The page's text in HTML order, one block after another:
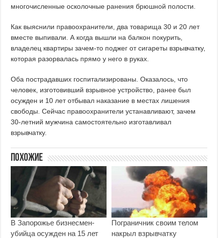
многочисленные осколочные ранения брюшной полости.
Как выяснили правоохранители, два товарища 30 и 20 лет
вместе выпивали. А когда вышли на балкон покурить,
владелец квартиры зачем-то поджег от сигареты взрывчатку,
которая разорвалась прямо у него в руках.
Оба пострадавших госпитализированы. Оказалось, что
человек, изготовивший взрывное устройство, ранее был
осужден и 10 лет отбывал наказание в местах лишения
свободы. Сейчас правоохранители устанавливают, зачем
30-летний мужчина самостоятельно изготавливал
взрывчатку.
Похожие
В Запорожье бизнесмен-
убийца осужден на 15 лет
Пограничник своим телом
накрыл взрывчатку